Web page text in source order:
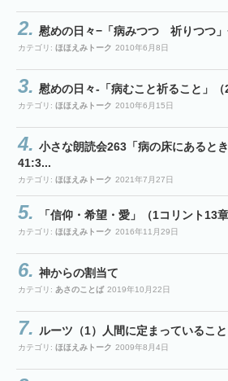
慰めの日々−「病みつつ 祈りつつ
カテゴリ: ほほえみトーク 2010年6月8日
慰めの日々-「病むこと祈ること」（2
カテゴリ: ほほえみトーク 2010年6月15日
小さな朗読会263「病の床にあると
41:3...
カテゴリ: ほほえみトーク 2021年7月27日
「信仰・希望・愛」（1コリント13章
カテゴリ: ほほえみトーク 2016年11月29日
神からの割当て
カテゴリ: あさのことば 2019年10月22日
ルーツ（1）人間に定まっていること
カテゴリ: ほほえみトーク 2009年8月4日